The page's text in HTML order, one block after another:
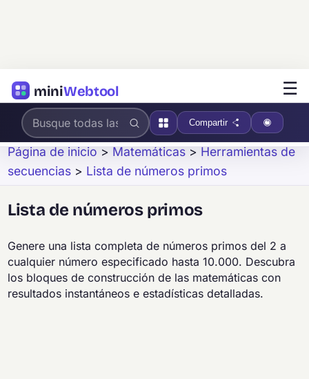
miniWebtool ☰
Compartir
Página de inicio > Matemáticas > Herramientas de
secuencias > Lista de números primos
Lista de números primos
Genere una lista completa de números primos del 2 a
cualquier número especificado hasta 10.000. Descubra
los bloques de construcción de las matemáticas con
resultados instantáneos e estadísticas detalladas.